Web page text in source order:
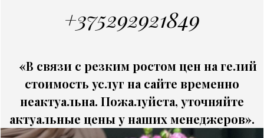
+375292921849
«В связи с резким ростом цен на гелий
стоимость услуг на сайте временно
неактуальна. Пожалуйста, уточняйте
актуальные цены у наших менеджеров».